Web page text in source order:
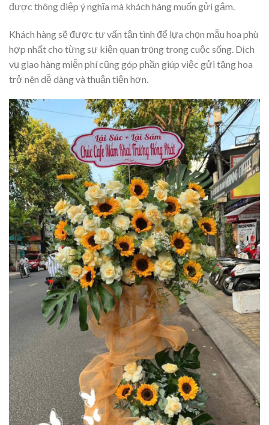
được thông điệp ý nghĩa mà khách hàng muốn gửi gắm.
Khách hàng sẽ được tư vấn tận tình để lựa chọn mẫu hoa phù
hợp nhất cho từng sự kiện quan trọng trong cuộc sống. Dịch
vụ giao hàng miễn phí cũng góp phần giúp việc gửi tặng hoa
trở nên dễ dàng và thuận tiện hơn.